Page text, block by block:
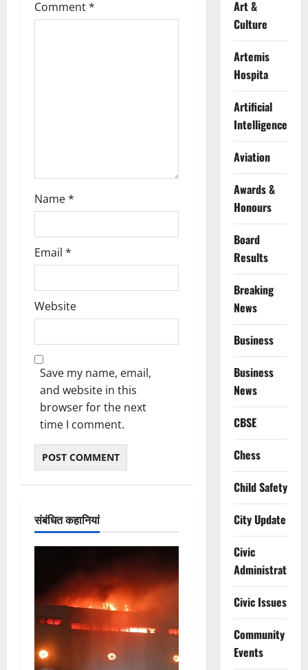
t
Comment*
Name*
Email *
Website
Save my name, email,
and website in this
browser for the next
time I comment.
संबंधित कहानियां
Art &
Culture
Artemis
Hospita
Artificial
Intelligence
Aviation
Awards &
Honours
Board
Results
Breaking
News
Business
Business
News
CBSE
Chess
Child Safety
City Update
Civic
Administration
Civic Issues
Community
Events